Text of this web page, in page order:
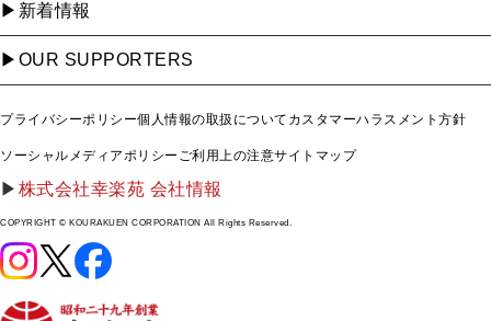
新着情報
OUR SUPPORTERS
プライバシーポリシー個人情報の取扱について カスタマーハラスメント方針
ソーシャルメディアポリシー ご利用上の注意サイトマップ
株式会社幸楽苑 会社情報
COPYRIGHT © KOURAKUEN CORPORATION All Rights Reserved.